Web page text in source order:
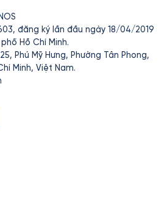
đăng ký lần đầu ngày 18/04/2019
Hồ Chí Minh.
Phú Mỹ Hưng, Phường Tân Phong,
Minh, Việt Nam.